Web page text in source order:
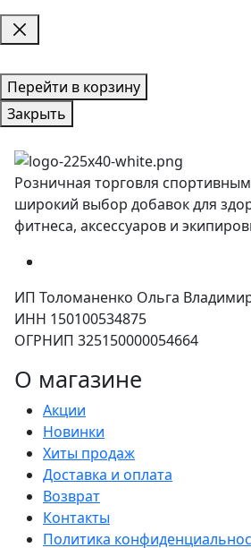
Перейти в корзину
Закрыть
Розничная торговля
широкий выбор добавок для
фитнеса, аксессуаров и
ИП Толоманенко Ольга
ИНН 150100534875
ОГРНИП 325150000054664
О магазине
Акции
Новинки
Хиты продаж
Доставка и оплата
Возврат
Контакты
Политика